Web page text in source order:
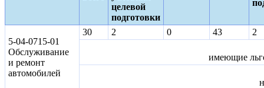
целевой
подготовки
5-04-0715-01
Обслуживание
и ремонт
автомобилей
30 2 0 43 2
имеющие